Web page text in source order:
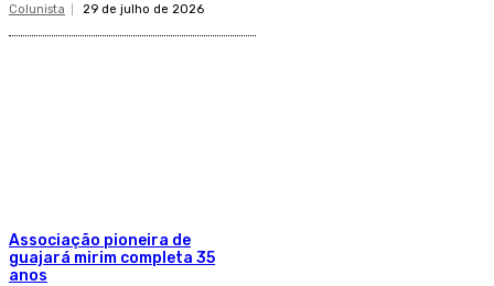
Colunista 29 de julho de 2026
Associação pioneira de
guajará mirim completa 35
anos